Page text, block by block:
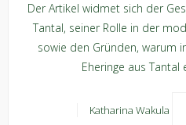
Der Artikel widmet sich der
Tantal, seiner Rolle in der
sowie den Gründen, warum
Eheringe aus Tantal
Katharina Wakula